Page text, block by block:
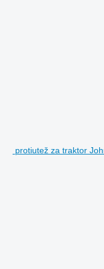
protiutež za traktor